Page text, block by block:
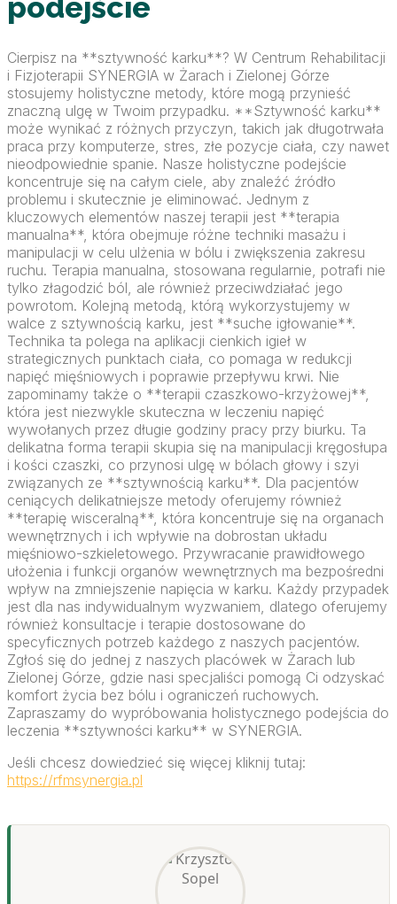
Cierpisz na **sztywność karku**? W Centrum Rehabilitacji
i Fizjoterapii SYNERGIA w Żarach i Zielonej Górze
stosujemy holistyczne metody, które mogą przynieść
znaczną ulgę w Twoim przypadku. **Sztywność karku**
może wynikać z różnych przyczyn, takich jak długotrwała
praca przy komputerze, stres, złe pozycje ciała, czy nawet
nieodpowiednie spanie. Nasze holistyczne podejście
koncentruje się na całym ciele, aby znaleźć źródło
problemu i skutecznie je eliminować. Jednym z
kluczowych elementów naszej terapii jest **terapia
manualna**, która obejmuje różne techniki masażu i
manipulacji w celu ulżenia w bólu i zwiększenia zakresu
ruchu. Terapia manualna, stosowana regularnie, potrafi nie
tylko złagodzić ból, ale również przeciwdziałać jego
powrotom. Kolejną metodą, którą wykorzystujemy w
walce z sztywnością karku, jest **suche igłowanie**.
Technika ta polega na aplikacji cienkich igieł w
strategicznych punktach ciała, co pomaga w redukcji
napięć mięśniowych i poprawie przepływu krwi. Nie
zapominamy także o **terapii czaszkowo-krzyżowej**,
która jest niezwykle skuteczna w leczeniu napięć
wywołanych przez długie godziny pracy przy biurku. Ta
delikatna forma terapii skupia się na manipulacji kręgosłupa
i kości czaszki, co przynosi ulgę w bólach głowy i szyi
związanych ze **sztywnością karku**. Dla pacjentów
ceniących delikatniejsze metody oferujemy również
**terapię wisceralną**, która koncentruje się na organach
wewnętrznych i ich wpływie na dobrostan układu
mięśniowo-szkieletowego. Przywracanie prawidłowego
ułożenia i funkcji organów wewnętrznych ma bezpośredni
wpływ na zmniejszenie napięcia w karku. Każdy przypadek
jest dla nas indywidualnym wyzwaniem, dlatego oferujemy
również konsultacje i terapie dostosowane do
specyficznych potrzeb każdego z naszych pacjentów.
Zgłoś się do jednej z naszych placówek w Żarach lub
Zielonej Górze, gdzie nasi specjaliści pomogą Ci odzyskać
komfort życia bez bólu i ograniczeń ruchowych.
Zapraszamy do wypróbowania holistycznego podejścia do
leczenia **sztywności karku** w SYNERGIA.
Jeśli chcesz dowiedzieć się więcej kliknij tutaj:
https://rfmsynergia.pl